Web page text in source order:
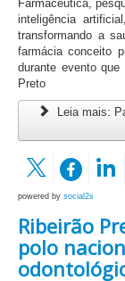
Farmacêutica,
inteligência
transformando a
farmácia conceito
durante evento
Preto
Leia mais:
powered by social2s
Ribeirão
polo